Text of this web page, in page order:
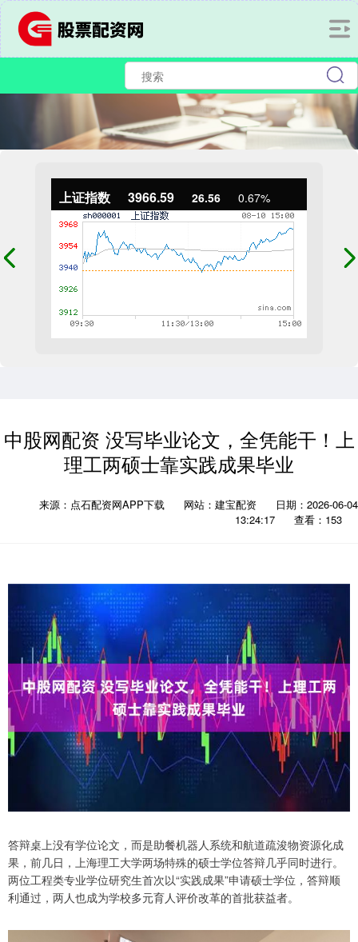
上证指数 3966.59 26.56 0.67%
中股网配资 没写毕业论文，全凭能干！上
理工两硕士靠实践成果毕业
来源：点石配资网APP下载 网站：建宝配资
日期：2026-06-04
13:24:17
查看：153
答辩桌上没有学位论文，而是助餐机器人系统和航道疏浚物资源化成
果，前几日，上海理工大学两场特殊的硕士学位答辩几乎同时进行。
两位工程类专业学位研究生首次以“实践成果”申请硕士学位，答辩顺
利通过，两人也成为学校多元育人评价改革的首批获益者。